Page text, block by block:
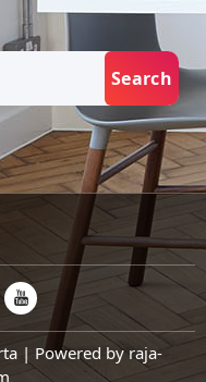
| Powered by raja-